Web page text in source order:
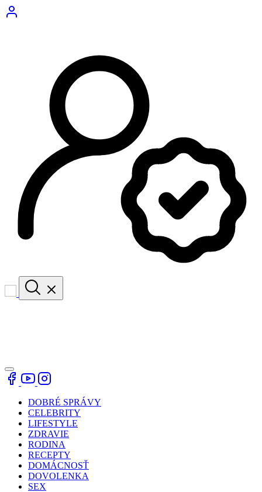
DOBRÉ SPRÁVY
CELEBRITY
LIFESTYLE
ZDRAVIE
RODINA
RECEPTY
DOMÁCNOSŤ
DOVOLENKA
SEX